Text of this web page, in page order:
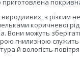
з різким
коричневої
можуть
гнилизною
вологість повітря